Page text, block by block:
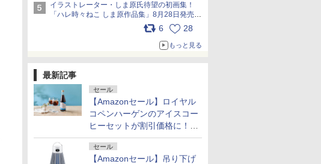
イラストレーター・しま原氏待望の初画集！
「ハレ時々ねこ しま原作品集」8月28日発売
6 28
もっと見る
最新記事
セール
【Amazonセール】ロイヤル
コペンハーゲンのアイスコー
ヒーセットが割引価格に！夏
のギフトに最適！
セール
【Amazonセール】吊り下げ